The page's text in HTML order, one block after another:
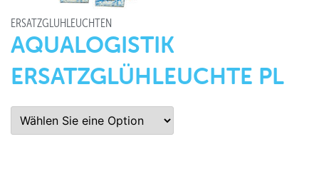
ERSATZGLÜHLEUCHTEN
AQUALOGISTIK
ERSATZGLÜHLEUCHTE PL